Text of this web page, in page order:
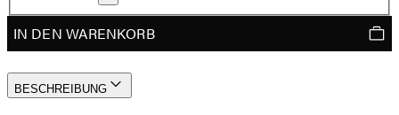
IN DEN WARENKORB
BESCHREIBUNG